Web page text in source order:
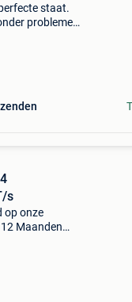
staat.
problemen
s
op onze
Maanden